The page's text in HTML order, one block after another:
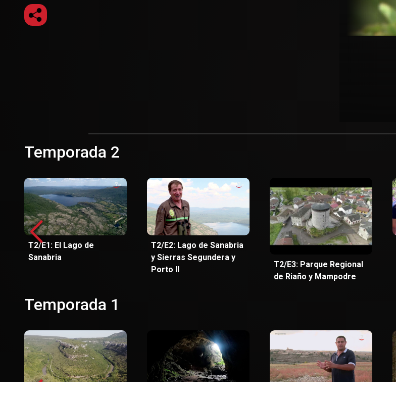
Temporada 2
T2/E1: El Lago de
Sanabria
T2/E2: Lago de Sanabria
y Sierras Segundera y
Porto II
T2/E3: Parque Regional
de Riaño y Mampodre
Temporada 1